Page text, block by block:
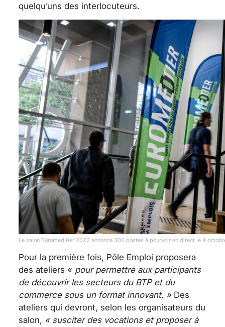
quelqu’uns des interlocuteurs.
Le salon Euromed’tier 2022 annonce 300 postes à pourvoir en direct le 4
Pour la première fois, Pôle Emploi proposera
des ateliers « pour permettre aux participants
de découvrir les secteurs du BTP et du
commerce sous un format innovant. » Des
ateliers qui devront, selon les organisateurs du
salon, « susciter des vocations et proposer à